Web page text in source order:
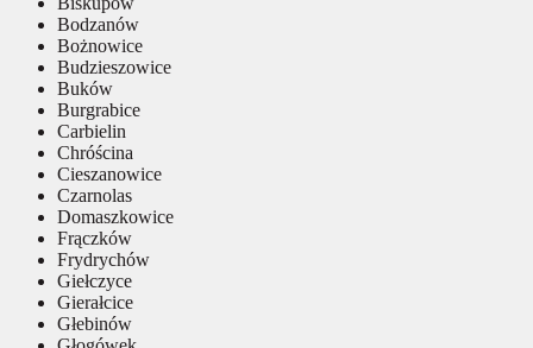
Bodzanów
Bożnowice
Budzieszowice
Buków
Burgrabice
Carbielin
Chróścina
Cieszanowice
Czarnolas
Domaszkowice
Frączków
Frydrychów
Giełczyce
Gierałcice
Głebinów